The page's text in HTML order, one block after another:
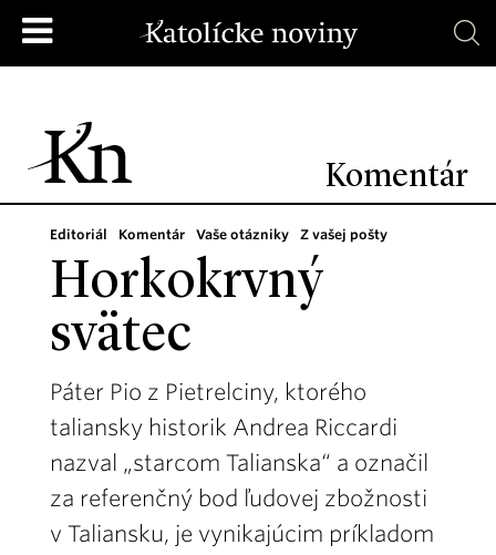
Komentár
Editoriál Komentár Vaše otázniky Z vašej pošty
Horkokrvný
svätec
Páter Pio z Pietrelciny, ktorého
taliansky historik Andrea Riccardi
nazval „starcom Talianska“ a označil
za referenčný bod ľudovej zbožnosti
v Taliansku, je vynikajúcim príkladom